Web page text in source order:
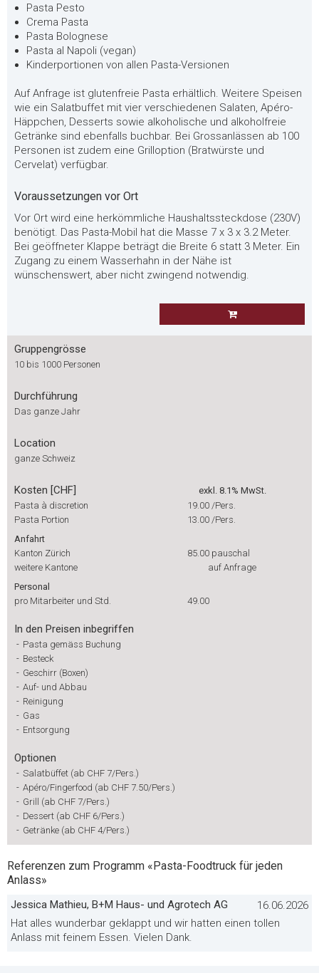
Pasta Pesto
Crema Pasta
Pasta Bolognese
Pasta al Napoli (vegan)
Kinderportionen von allen Pasta-Versionen
Auf Anfrage ist glutenfreie Pasta erhältlich. Weitere Speisen
wie ein Salatbuffet mit vier verschiedenen Salaten, Apéro-
Häppchen, Desserts sowie alkoholische und alkoholfreie
Getränke sind ebenfalls buchbar. Bei Grossanlässen ab 100
Personen ist zudem eine Grilloption (Bratwürste und
Cervelat) verfügbar.
Voraussetzungen vor Ort
Vor Ort wird eine herkömmliche Haushaltssteckdose (230V)
benötigt. Das Pasta-Mobil hat die Masse 7 x 3 x 3.2 Meter.
Bei geöffneter Klappe beträgt die Breite 6 statt 3 Meter. Ein
Zugang zu einem Wasserhahn in der Nähe ist
wünschenswert, aber nicht zwingend notwendig.
Gruppengrösse
10 bis 1000 Personen
Durchführung
Das ganze Jahr
Location
ganze Schweiz
Kosten [CHF]
exkl. 8.1% MwSt.
Pasta à discretion
19.00 /Pers.
Pasta Portion
13.00 /Pers.
Anfahrt
Kanton Zürich
85.00 pauschal
weitere Kantone
auf Anfrage
Personal
pro Mitarbeiter und Std.
49.00
In den Preisen inbegriffen
- Pasta gemäss Buchung
- Besteck
- Geschirr (Boxen)
- Auf- und Abbau
- Reinigung
- Gas
- Entsorgung
Optionen
- Salatbüffet (ab CHF 7/Pers.)
- Apéro/Fingerfood (ab CHF 7.50/Pers.)
- Grill (ab CHF 7/Pers.)
- Dessert (ab CHF 6/Pers.)
- Getränke (ab CHF 4/Pers.)
Referenzen zum Programm «Pasta-Foodtruck für jeden
Anlass»
Jessica Mathieu, B+M Haus- und Agrotech AG
16.06.2026
Hat alles wunderbar geklappt und wir hatten einen tollen
Anlass mit feinem Essen. Vielen Dank.